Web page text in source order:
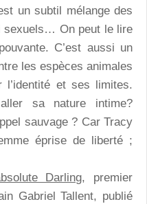
un subtil mélange des
sexuels… On peut le lire
C’est aussi un
les espèces animales
et ses limites.
sa nature intime?
sauvage ? Car Tracy
éprise de liberté ;
Darling, premier
Gabriel Tallent, publié